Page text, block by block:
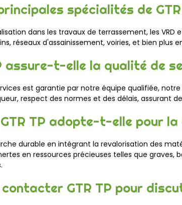
spécialités de
dans les travaux de terrassement, les
réseaux d'assainissement, voiries, et bien
assure-t-elle la qualité de
est garantie par notre équipe qualifiée,
respect des normes et des délais, assurant
TP adopte-t-elle pour
durable en intégrant la revalorisation des
en ressources précieuses telles que
contacter GTR TP pour